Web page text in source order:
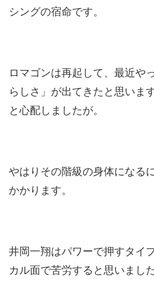
シングの宿命です。
ロマゴンは再起して、最近や
らしさ」が出てきたと思いま
と心配しましたが。
やはりその階級の身体になる
かかります。
井岡一翔はパワーで押すタイ
カル面で苦労すると思いまし